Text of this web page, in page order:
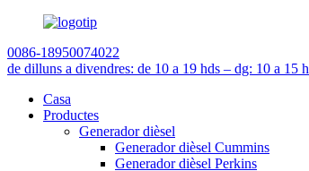
0086-18950074022
de dilluns a divendres: de 10 a 19 hds – dg: 10 a 15 h
Casa
Productes
Generador dièsel
Generador dièsel Cummins
Generador dièsel Perkins